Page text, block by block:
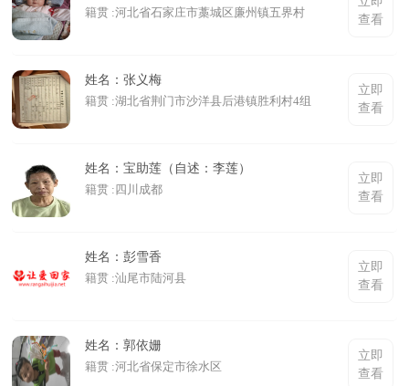
籍贯 :河北省石家庄市藁城区廉州镇五界村
查看
姓名：张义梅
籍贯 :湖北省荆门市沙洋县后港镇胜利村4组
立即
查看
姓名：宝助莲（自述：李莲）
籍贯 :四川成都
立即
查看
姓名：彭雪香
籍贯 :汕尾市陆河县
立即
查看
姓名：郭依姗
籍贯 :河北省保定市徐水区
立即
查看